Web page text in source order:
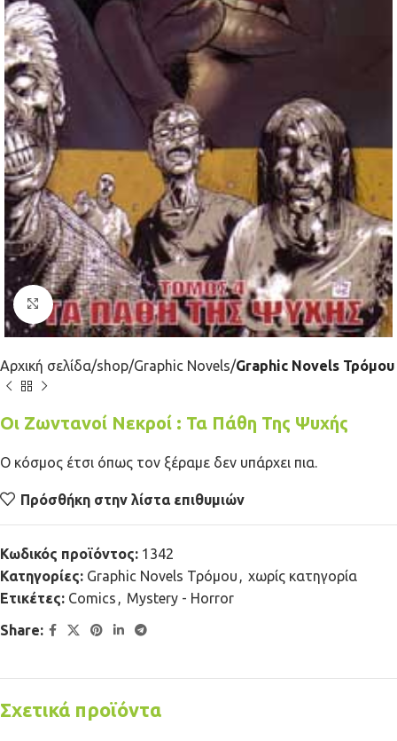
Κλικ για μεγέθυνση
Αρχική σελίδα shop Graphic Novels Graphic Novels Τρόμου
Οι Ζωντανοί Νεκροί : Τα Πάθη Της Ψυχής
Ο κόσμος έτσι όπως τον ξέραμε δεν υπάρχει πια.
Πρόσθήκη στην λίστα επιθυμιών
Κωδικός προϊόντος: 1342
Κατηγορίες: Graphic Novels Τρόμου , χωρίς κατηγορία
Ετικέτες: Comics , Mystery - Horror
Share:
Σχετικά προϊόντα